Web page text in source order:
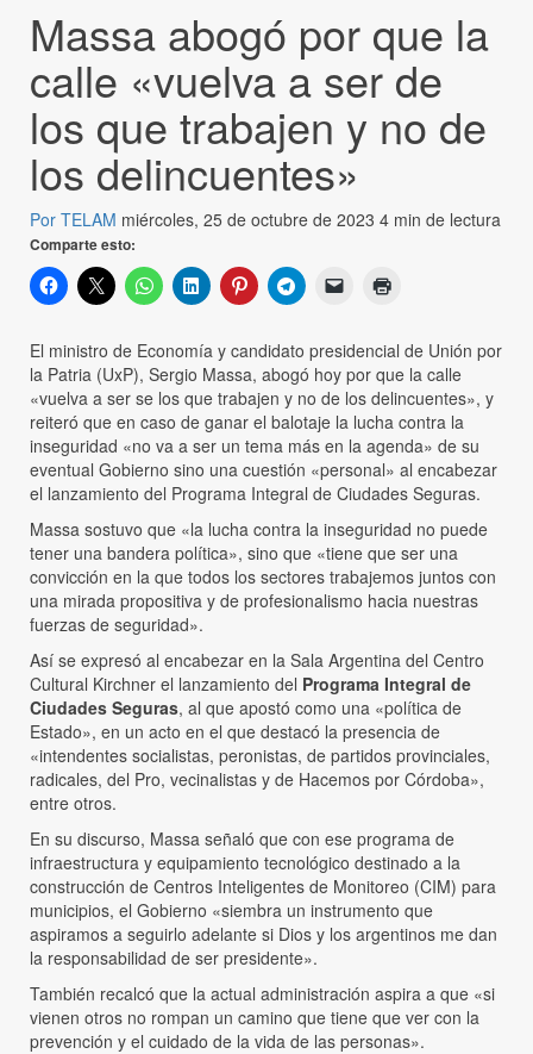
Massa abogó por que la
calle «vuelva a ser de
los que trabajen y no de
los delincuentes»
Por TELAM miércoles, 25 de octubre de 2023 4 min de lectura
Comparte esto:
El ministro de Economía y candidato presidencial de Unión por
la Patria (UxP), Sergio Massa, abogó hoy por que la calle
«vuelva a ser se los que trabajen y no de los delincuentes», y
reiteró que en caso de ganar el balotaje la lucha contra la
inseguridad «no va a ser un tema más en la agenda» de su
eventual Gobierno sino una cuestión «personal» al encabezar
el lanzamiento del Programa Integral de Ciudades Seguras.
Massa sostuvo que «la lucha contra la inseguridad no puede
tener una bandera política», sino que «tiene que ser una
convicción en la que todos los sectores trabajemos juntos con
una mirada propositiva y de profesionalismo hacia nuestras
fuerzas de seguridad».
Así se expresó al encabezar en la Sala Argentina del Centro
Cultural Kirchner el lanzamiento del Programa Integral de
Ciudades Seguras, al que apostó como una «política de
Estado», en un acto en el que destacó la presencia de
«intendentes socialistas, peronistas, de partidos provinciales,
radicales, del Pro, vecinalistas y de Hacemos por Córdoba»,
entre otros.
En su discurso, Massa señaló que con ese programa de
infraestructura y equipamiento tecnológico destinado a la
construcción de Centros Inteligentes de Monitoreo (CIM) para
municipios, el Gobierno «siembra un instrumento que
aspiramos a seguirlo adelante si Dios y los argentinos me dan
la responsabilidad de ser presidente».
También recalcó que la actual administración aspira a que «si
vienen otros no rompan un camino que tiene que ver con la
prevención y el cuidado de la vida de las personas».